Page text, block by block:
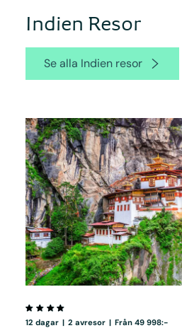
Indien Resor
Se alla Indien resor
12 dagar | 2 avresor | Från 49 998:-